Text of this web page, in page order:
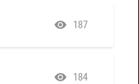
187
184